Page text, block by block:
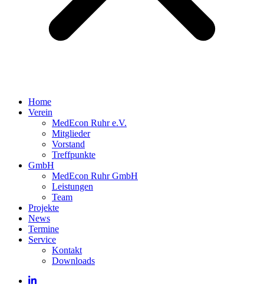
Home
Verein
MedEcon Ruhr e.V.
Mitglieder
Vorstand
Treffpunkte
GmbH
MedEcon Ruhr GmbH
Leistungen
Team
Projekte
News
Termine
Service
Kontakt
Downloads